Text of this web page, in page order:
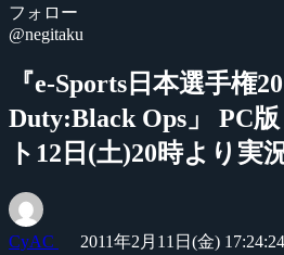
フォロー
@negitaku
『e-Sports日本選手権
Duty:Black Ops」 PC
ト12日(土)20時より実
CyAC 2011年2月11日(金) 17:24:24